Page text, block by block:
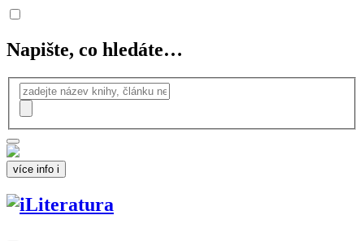
Napište, co hledáte…
více info i